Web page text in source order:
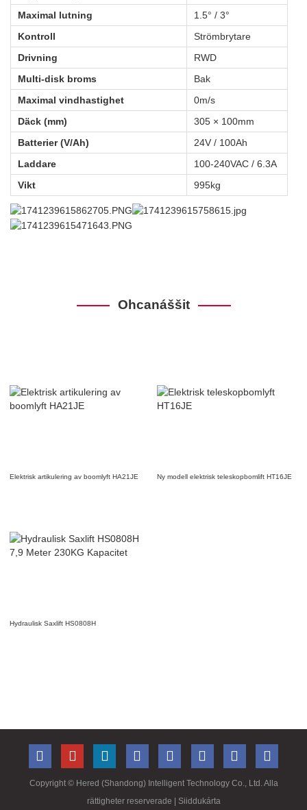
Maximal lutning
1.5° / 3°
Kontroll
Strömbrytare
Drivning
RWD
Multi-disk broms
Bak
Maximal vindhastighet
0m/s
Däck (mm)
305 × 100mm
Batterier (V/Ah)
24V / 100Ah
Laddare
100-240VAC / 6.3A
Vikt
995kg
Ohcanáššit
Elektrisk artikulering av boomlyft HA21JE Ny modell elektrisk teleskopbomlift HT16JE
Hydraulisk Saxlift HS0808H
Copyright © Hered (Shandong) Intelligent Technology Co., Ltd. Alla
rättigheter reserverade
| Siiddukárta